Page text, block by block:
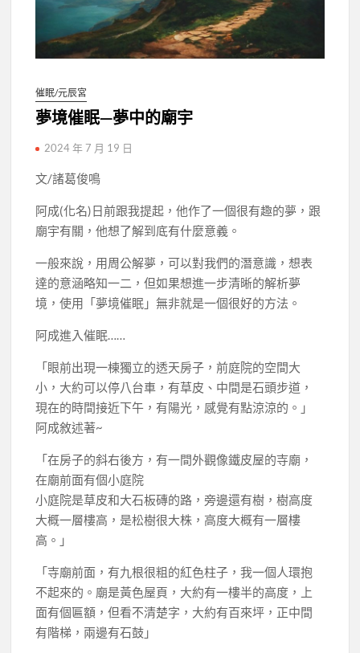
催眠/元辰宮
夢境催眠—夢中的廟宇
2024 年 7 月 19 日
文/諸葛俊鳴
阿成(化名)日前跟我提起，他作了一個很有趣的夢，跟
廟宇有關，他想了解到底有什麼意義。
一般來說，用周公解夢，可以對我們的潛意識，想表
達的意涵略知一二，但如果想進一步清晰的解析夢
境，使用「夢境催眠」無非就是一個很好的方法。
阿成進入催眠……
「眼前出現一棟獨立的透天房子，前庭院的空間大
小，大約可以停八台車，有草皮、中間是石頭步道，
現在的時間接近下午，有陽光，感覺有點涼涼的。」
阿成敘述著~
「在房子的斜右後方，有一間外觀像鐵皮屋的寺廟，
在廟前面有個小庭院
小庭院是草皮和大石板磚的路，旁邊還有樹，樹高度
大概一層樓高，是松樹很大株，高度大概有一層樓
高。」
「寺廟前面，有九根很粗的紅色柱子，我一個人環抱
不起來的。廟是黃色屋頁，大約有一樓半的高度，上
面有個匾額，但看不清楚字，大約有百來坪，正中間
有階梯，兩邊有石鼓」